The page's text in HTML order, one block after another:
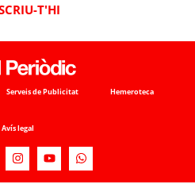
T'HI
Serveis de Publicitat Hemeroteca
Avís legal